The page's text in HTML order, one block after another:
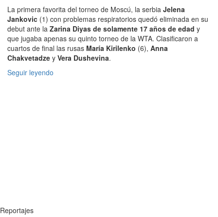
La primera favorita del torneo de Moscú, la serbia Jelena
Jankovic (1) con problemas respiratorios quedó eliminada en su
debut ante la Zarina Diyas de solamente 17 años de edad y
que jugaba apenas su quinto torneo de la WTA. Clasificaron a
cuartos de final las rusas María Kirilenko (6), Anna
Chakvetadze y Vera Dushevina.
Seguir leyendo
Reportajes